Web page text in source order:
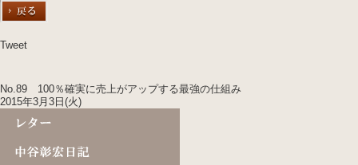
Tweet
No.89 100％確実に売上がアップする最強の仕組み
2015年3月3日(火)